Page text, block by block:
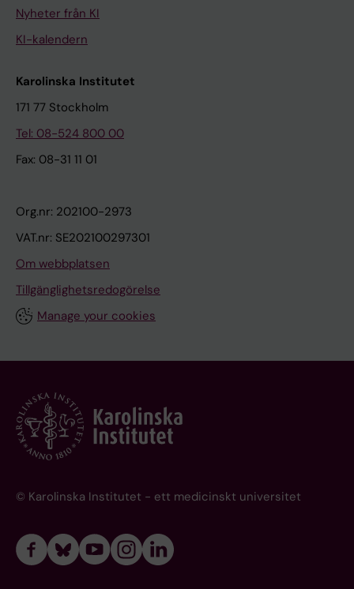
Nyheter från KI
KI-kalendern
Karolinska Institutet
171 77 Stockholm
Tel: 08-524 800 00
Fax: 08-31 11 01
Org.nr: 202100-2973
VAT.nr: SE202100297301
Om webbplatsen
Tillgänglighetsredogörelse
Manage your cookies
© Karolinska Institutet - ett medicinskt universitet